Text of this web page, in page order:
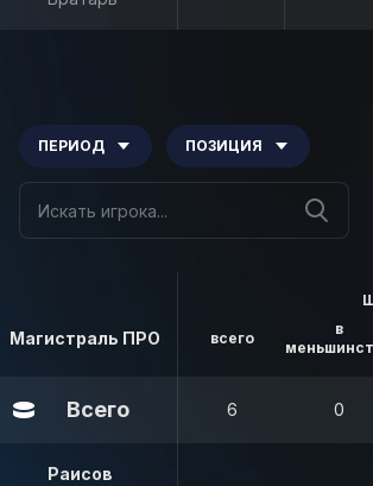
ПЕРИОД ПОЗИЦИЯ
Магистраль ПРО всего
в
Всего 6 0
Раисов